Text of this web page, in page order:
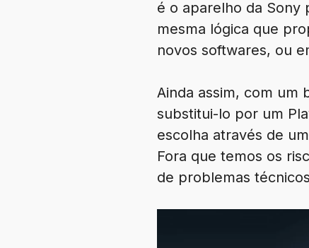
é o aparelho da Sony
mesma lógica que
novos softwares, ou
Ainda assim, com um
substitui-lo por um
escolha através de
Fora que temos os
de problemas